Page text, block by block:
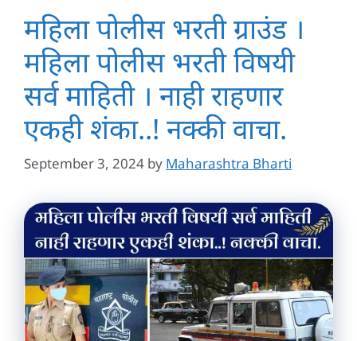
महिला पोलीस भरती ग्राउंड ।
महिला पोलीस भरती विषयी
सर्व माहिती । नाही राहणार
एकही शंका..! नक्की वाचा.
September 3, 2024 by Maharashtra Bharti